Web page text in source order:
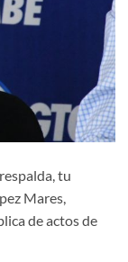
tu
Mares,
de actos de